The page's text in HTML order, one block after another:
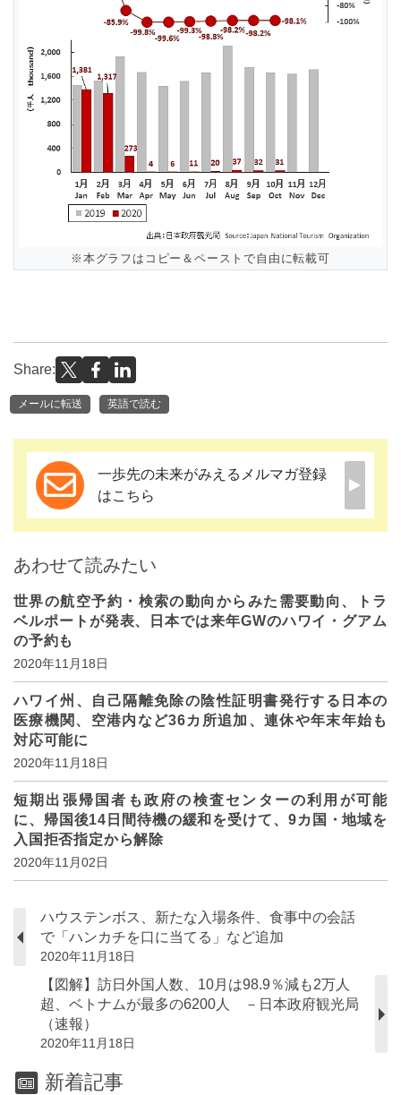
※本グラフはコピー＆ペーストで自由に転載可
Share:
メールに転送 英語で読む
一歩先の未来がみえるメルマガ登録
はこちら
あわせて読みたい
世界の航空予約・検索の動向からみた需要動向、トラ
ベルポートが発表、日本では来年GWのハワイ・グアム
の予約も
2020年11月18日
ハワイ州、自己隔離免除の陰性証明書発行する日本の
医療機関、空港内など36カ所追加、連休や年末年始も
対応可能に
2020年11月18日
短期出張帰国者も政府の検査センターの利用が可能
に、帰国後14日間待機の緩和を受けて、9カ国・地域を
入国拒否指定から解除
2020年11月02日
ハウステンボス、新たな入場条件、食事中の会話
で「ハンカチを口に当てる」など追加
2020年11月18日
【図解】訪日外国人数、10月は98.9％減も2万人
超、ベトナムが最多の6200人 －日本政府観光局
（速報）
2020年11月18日
新着記事